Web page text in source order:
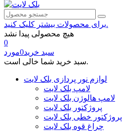
برای محصولات بیشتر کلیک کنید.
هیچ محصولی پیدا نشد
0
سبد خرید0مورد
سبد خرید شما خالی است.
لوازم نور پردازی بلک لایت
لامپ بلک لایت
لامپ هالوژن بلک لایت
پروژکتور بلک لایت
پروژکتور خطی بلک لایت
چراغ قوه بلک لایت